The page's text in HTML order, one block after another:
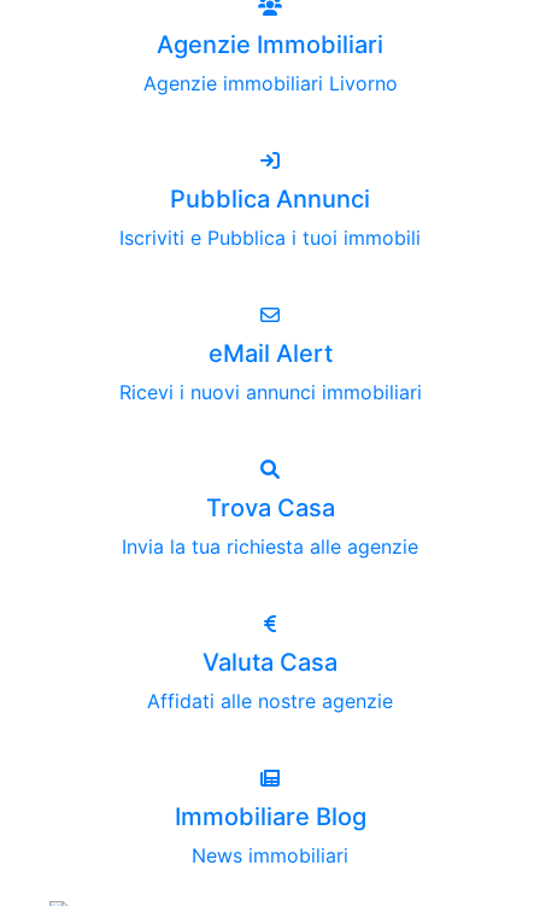
Agenzie Immobiliari
Agenzie immobiliari Livorno
Pubblica Annunci
Iscriviti e Pubblica i tuoi immobili
eMail Alert
Ricevi i nuovi annunci immobiliari
Trova Casa
Invia la tua richiesta alle agenzie
Valuta Casa
Affidati alle nostre agenzie
Immobiliare Blog
News immobiliari